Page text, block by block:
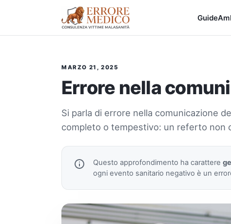
Guide
MARZO 21, 2025
Errore nella
Si parla di errore nella comunicazione
completo o tempestivo: un referto non
Questo approfondimento ha carattere
ogni evento sanitario negativo è un